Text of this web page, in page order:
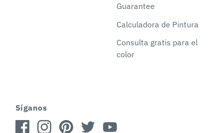
Guarantee
Calculadora de Pintura
Consulta gratis para el
color
Síganos